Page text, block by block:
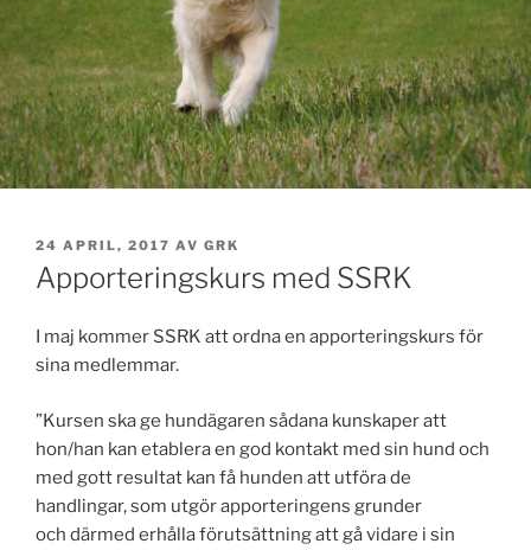
PUBLICERAT
24 APRIL, 2017 AV GRK
Apporteringskurs med SSRK
I maj kommer SSRK att ordna en apporteringskurs för
sina medlemmar.
”Kursen ska ge hundägaren sådana kunskaper att
hon/han kan etablera en god kontakt med sin hund och
med gott resultat kan få hunden att utföra de
handlingar, som utgör apporteringens grunder
och därmed erhålla förutsättning att gå vidare i sin